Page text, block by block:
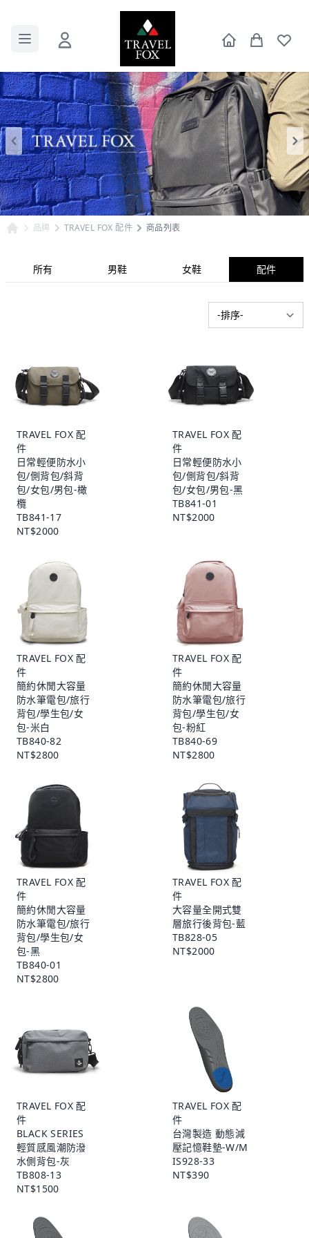
品牌 TRAVEL FOX 配件 商品列表
所有 男鞋 女鞋 配件
TRAVEL FOX 配
件
日常輕便防水小
包/側背包/斜背
包/女包/男包-橄
欖
TB841-17
NT$2000
TRAVEL FOX 配
件
日常輕便防水小
包/側背包/斜背
包/女包/男包-黑
TB841-01
NT$2000
TRAVEL FOX 配
件
簡約休閒大容量
防水筆電包/旅行
背包/學生包/女
包-米白
TB840-82
NT$2800
TRAVEL FOX 配
件
簡約休閒大容量
防水筆電包/旅行
背包/學生包/女
包-粉紅
TB840-69
NT$2800
TRAVEL FOX 配
件
簡約休閒大容量
防水筆電包/旅行
背包/學生包/女
包-黑
TB840-01
NT$2800
TRAVEL FOX 配
件
大容量全開式雙
層旅行後背包-藍
TB828-05
NT$2000
TRAVEL FOX 配
件
BLACK SERIES
輕質感風潮防潑
水側背包-灰
TB808-13
NT$1500
TRAVEL FOX 配
件
台灣製造 動態減
壓記憶鞋墊-W/M
IS928-33
NT$390